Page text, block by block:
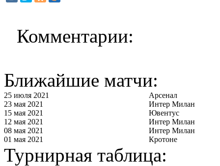
Комментарии:
Ближайшие матчи:
25 июля 2021
Арсенал
23 мая 2021
Интер Милан
15 мая 2021
Ювентус
12 мая 2021
Интер Милан
08 мая 2021
Интер Милан
01 мая 2021
Кротоне
Турнирная таблица: